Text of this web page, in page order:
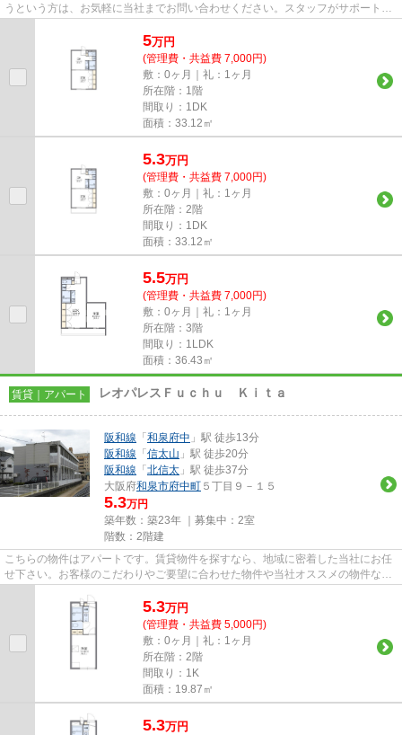
うという方は、お気軽に当社までお問い合わせください。スタッフがサポートさ
5万円
(管理費・共益費 7,000円)
敷：0ヶ月｜礼：1ヶ月
所在階：1階
間取り：1DK
面積：33.12㎡
5.3万円
(管理費・共益費 7,000円)
敷：0ヶ月｜礼：1ヶ月
所在階：2階
間取り：1DK
面積：33.12㎡
5.5万円
(管理費・共益費 7,000円)
敷：0ヶ月｜礼：1ヶ月
所在階：3階
間取り：1LDK
面積：36.43㎡
賃貸｜アパート レオパレスＦｕｃｈｕ Ｋｉｔａ
阪和線 「 和泉府中 」駅 徒歩13分
阪和線 「 信太山 」駅 徒歩20分
阪和線 「 北信太 」駅 徒歩37分
大阪府和泉市府中町 ５丁目９－１５
5.3万円
築年数：築23年 ｜募集中： 2室
階数：2階建
こちらの物件はアパートです。賃貸物件を探すなら、地域に密着した当社にお任
せ下さい。お客様のこだわりやご要望に合わせた物件や当社オススメの物件な
5.3万円
(管理費・共益費 5,000円)
敷：0ヶ月｜礼：1ヶ月
所在階：2階
間取り：1K
面積：19.87㎡
5.3万円